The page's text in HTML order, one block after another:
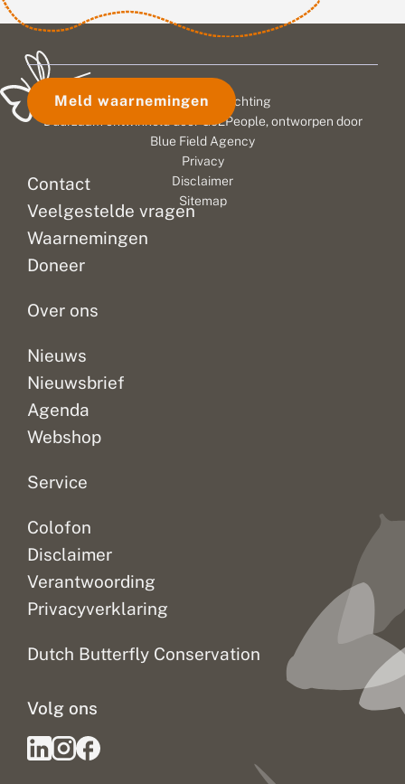
Contact
Veelgestelde vragen
Waarnemingen
Doneer
Over ons
Nieuws
Nieuwsbrief
Agenda
Webshop
Service
Colofon
Disclaimer
Verantwoording
Privacyverklaring
Dutch Butterfly Conservation
Volg ons
Meld waarnemingen
© 2026 Vlinderstichting
Duurzaam ontwikkeld door
Go2People, ontworpen door
Blue Field Agency
Privacy
Disclaimer
Sitemap